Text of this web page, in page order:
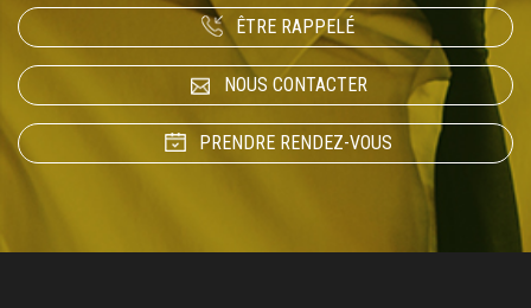
ÊTRE RAPPELÉ
NOUS CONTACTER
PRENDRE RENDEZ-VOUS